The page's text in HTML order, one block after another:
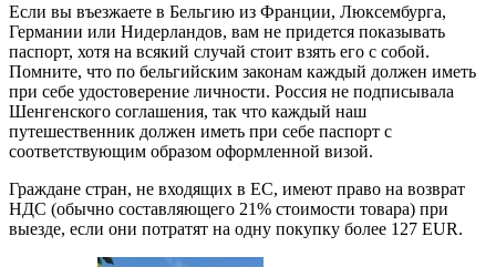
Если вы въезжаете в Бельгию из Франции, Люксембурга,
Германии или Нидерландов, вам не придется показывать
паспорт, хотя на всякий случай стоит взять его с собой.
Помните, что по бельгийским законам каждый должен иметь
при себе удостоверение личности. Россия не подписывала
Шенгенского соглашения, так что каждый наш
путешественник должен иметь при себе паспорт с
соответствующим образом оформленной визой.
Граждане стран, не входящих в ЕС, имеют право на возврат
НДС (обычно составляющего 21% стоимости товара) при
выезде, если они потратят на одну покупку более 127 EUR.